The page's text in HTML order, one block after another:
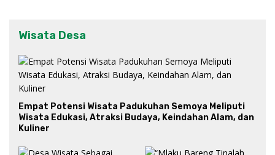
Wisata Desa
Empat Potensi Wisata Padukuhan Semoya Meliputi
Wisata Edukasi, Atraksi Budaya, Keindahan Alam, dan
Kuliner